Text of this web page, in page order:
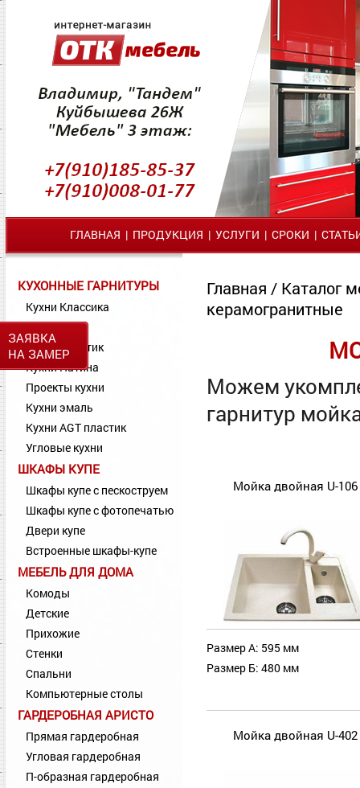
ЗАЯВКА
НА ЗАМЕР
ГЛАВНАЯ | ПРОДУКЦИЯ | УСЛУГИ | СРОКИ |
КУХОННЫЕ ГАРНИТУРЫ
Кухни Классика
Кухни МДФ
Кухни Пластик
Кухни Патина
Проекты кухни
Кухни эмаль
Кухни AGT пластик
Угловые кухни
ШКАФЫ КУПЕ
Шкафы купе с пескоструем
Шкафы купе с фотопечатью
Двери купе
Встроенные шкафы-купе
МЕБЕЛЬ ДЛЯ ДОМА
Комоды
Детские
Прихожие
Стенки
Спальни
Компьютерные столы
ГАРДЕРОБНАЯ АРИСТО
Прямая гардеробная
Угловая гардеробная
П-образная гардеробная
Главная / Каталог
керамогранитные
Можем
гарнитур
Мойка двойная U-106
Размер А: 595 мм
Размер Б: 480 мм
Мойка двойная U-402